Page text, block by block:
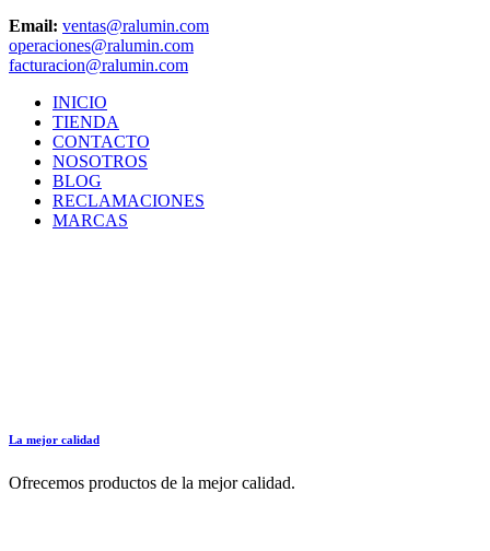
Email: ventas@ralumin.com
operaciones@ralumin.com
facturacion@ralumin.com
INICIO
TIENDA
CONTACTO
NOSOTROS
BLOG
RECLAMACIONES
MARCAS
La mejor calidad
Ofrecemos productos de la mejor calidad.